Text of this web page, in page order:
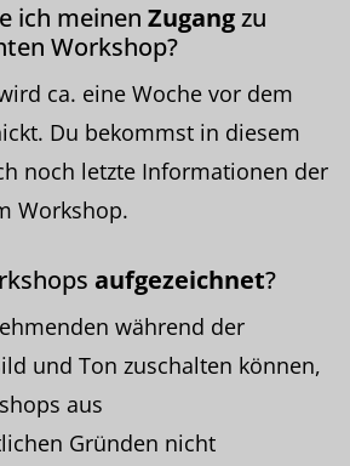
ich meinen Zugangzu
Workshop?
ca. eine Woche vor dem
Du bekommst in diesem
noch letzte Informationen der
Workshop.
aufgezeichnet?
während der
und Ton zuschalten können,
aus
Gründen nicht